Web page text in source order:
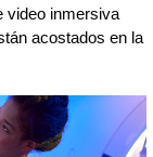
video inmersiva
acostados en la